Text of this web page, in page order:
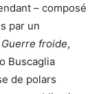
– composé
par un
Guerre froide,
Buscaglia
de polars